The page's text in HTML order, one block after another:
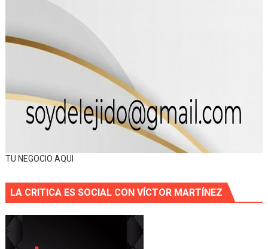
TU NEGOCIO AQUI
LA CRITICA ES SOCIAL CON VÍCTOR MARTÍNEZ